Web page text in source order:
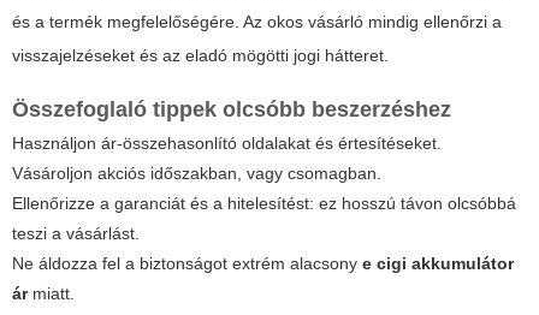
és a termék megfelelőségére. Az okos vásárló mindig ellenőrzi a
visszajelzéseket és az eladó mögötti jogi hátteret.
Összefoglaló tippek olcsóbb beszerzéshez
Használjon ár-összehasonlító oldalakat és értesítéseket.
Vásároljon akciós időszakban, vagy csomagban.
Ellenőrizze a garanciát és a hitelesítést: ez hosszú távon olcsóbbá
teszi a vásárlást.
Ne áldozza fel a biztonságot extrém alacsony e cigi akkumulátor
ármiatt.